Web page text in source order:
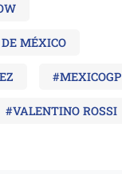
MÉXICO
#MEXICOGP
#VALENTINO ROSSI